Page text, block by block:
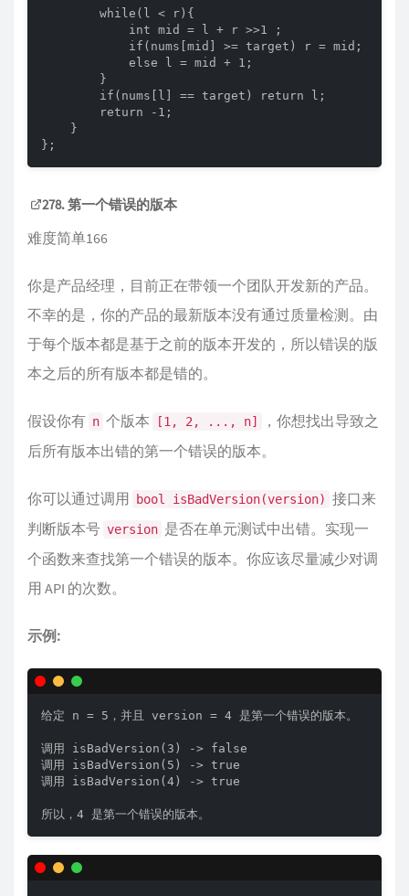
        while(l < r){
            int mid = l + r >>1 ;
            if(nums[mid] >= target) r = mid;
            else l = mid + 1;
        }
        if(nums[l] == target) return l;
        return -1;
    }
};
278. 第一个错误的版本
难度简单166
你是产品经理，目前正在带领一个团队开发新的产品。
不幸的是，你的产品的最新版本没有通过质量检测。由
于每个版本都是基于之前的版本开发的，所以错误的版
本之后的所有版本都是错的。
假设你有 n 个版本 [1, 2, ..., n]
，你想找出导致之
后所有版本出错的第一个错误的版本。
你可以通过调用 bool isBadVersion(version) 接口来
判断版本号 version 是否在单元测试中出错。实现一
个函数来查找第一个错误的版本。你应该尽量减少对调
用 API 的次数。
示例:
给定 n = 5，并且 version = 4 是第一个错误的版本。
调用 isBadVersion(3) -> false
调用 isBadVersion(5) -> true
调用 isBadVersion(4) -> true
所以，4 是第一个错误的版本。